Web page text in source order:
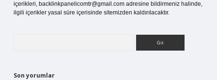
içerikleri, backlinkpanelicomtr@gmail.com adresine bildirmeniz halinde,
ilgili içerikler yasal süre içerisinde sitemizden kaldırılacaktır.
Son yorumlar